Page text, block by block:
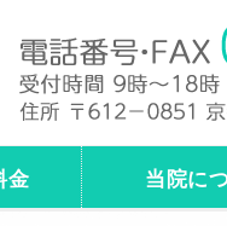
険診療／
金 当院に